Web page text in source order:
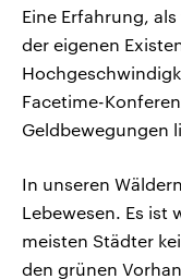
Eine Erfahrung,
der eigenen
Facetime-
Geldbewegungen
In unseren
Lebewesen. Es ist
meisten Städter
den grünen